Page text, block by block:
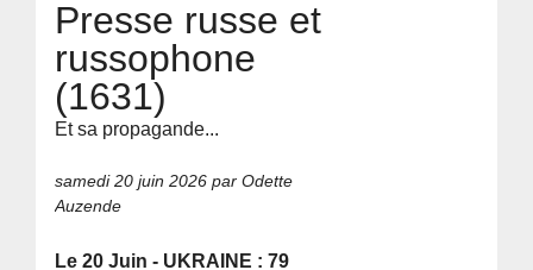
Presse russe et
russophone
(1631)
Et sa propagande...
samedi 20 juin 2026 par Odette
Auzende
Le 20 Juin - UKRAINE : 79